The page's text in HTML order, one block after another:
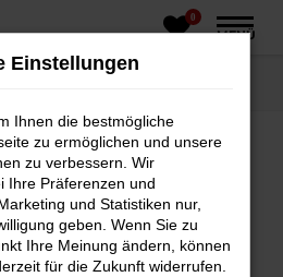
0
MENÜ
Error
aufgetreten.
die dir helfen können:
Einstellungen
Ihnen die bestmögliche
zu ermöglichen und unsere
zu verbessern. Wir
Ihre Präferenzen und
und Statistiken nur,
geben. Wenn Sie zu
Ihre Meinung ändern, können
für die Zukunft widerrufen.